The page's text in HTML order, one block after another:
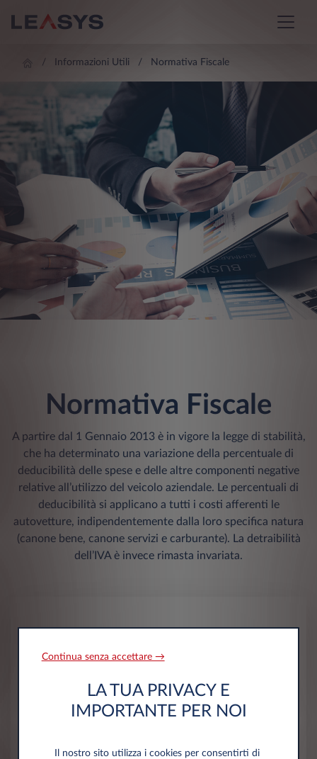
Informazioni Utili Normativa Fiscale
Normativa Fiscale
A partire dal 1 Gennaio 2013 è in vigore la legge di stabilità,
che ha determinato una variazione della percentuale di
deducibilità delle spese e delle altre componenti negative
relative all’utilizzo del veicolo aziendale. Le percentuali di
deducibilità si applicano a tutti i costi afferenti le
autovetture, indipendentemente dalla loro specifica natura
(canone bene, canone servizi e carburante). La detraibilità
dell’IVA è invece rimasta invariata.
Continua senza accettare →
LA TUA PRIVACY E
IMPORTANTE PER NOI
Il nostro sito utilizza i cookies per consentirti di